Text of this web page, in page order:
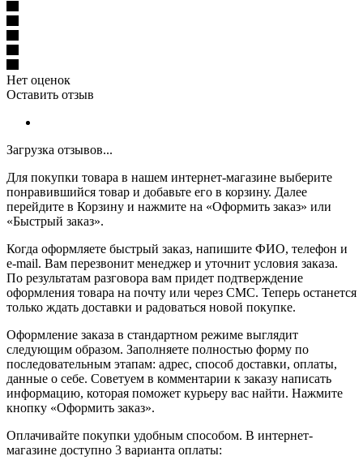
Нет оценок
Оставить отзыв
Загрузка отзывов...
Для покупки товара в нашем интернет-магазине выберите
понравившийся товар и добавьте его в корзину. Далее
перейдите в Корзину и нажмите на «Оформить заказ» или
«Быстрый заказ».
Когда оформляете быстрый заказ, напишите ФИО, телефон и
e-mail. Вам перезвонит менеджер и уточнит условия заказа.
По результатам разговора вам придет подтверждение
оформления товара на почту или через СМС. Теперь останется
только ждать доставки и радоваться новой покупке.
Оформление заказа в стандартном режиме выглядит
следующим образом. Заполняете полностью форму по
последовательным этапам: адрес, способ доставки, оплаты,
данные о себе. Советуем в комментарии к заказу написать
информацию, которая поможет курьеру вас найти. Нажмите
кнопку «Оформить заказ».
Оплачивайте покупки удобным способом. В интернет-
магазине доступно 3 варианта оплаты: